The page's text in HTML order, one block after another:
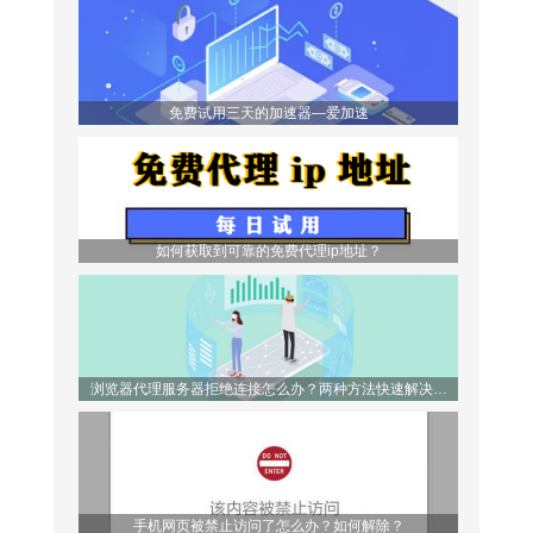
免费试用三天的加速器—爱加速
如何获取到可靠的免费代理ip地址？
浏览器代理服务器拒绝连接怎么办？两种方法快速解决问
手机网页被禁止访问了怎么办？如何解除？